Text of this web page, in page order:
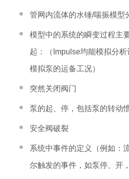
管网内流体的水锤/喘振模型
模型中的系统的瞬变过程主
起：（Impulse均能模拟分
模拟泵的运备工况）
突然关闭阀门
泵的起、停，包括泵的转动
安全阀破裂
系统中事件的定义（例如：
尔触发的事件，如泵停、开